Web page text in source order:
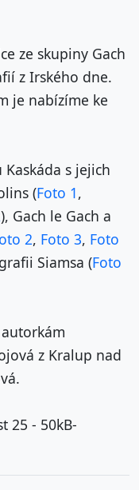
ze skupiny Gach
z Irského dne.
je nabízíme ke
s jejich
(Foto 1,
), Gach le Gach a
2, Foto 3, Foto
Siamsa (Foto
z Kralup nad
25 - 50kB-